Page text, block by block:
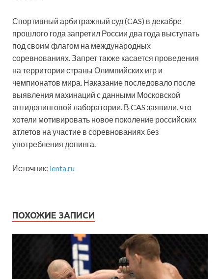
Спортивный арбитражный суд (CAS) в декабре
прошлого года запретил России два года выступать
под своим флагом на международных
соревнованиях. Запрет также касается проведения
на территории страны Олимпийских игр и
чемпионатов мира. Наказание последовало после
выявления махинаций с данными Московской
антидопинговой лаборатории. В CAS заявили, что
хотели мотивировать новое поколение российских
атлетов на участие в соревнованиях без
употребления допинга.
Источник: lenta.ru
ПОХОЖИЕ ЗАПИСИ